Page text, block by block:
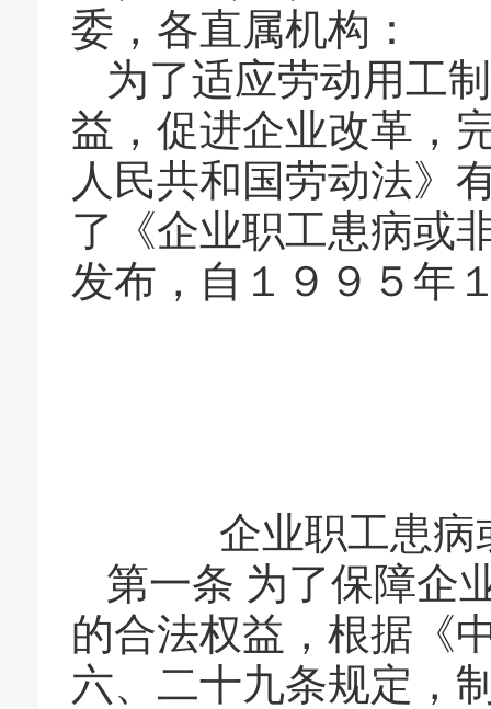
委，各直属机构：
为了适应劳动用工
益，促进企业改革，
人民共和国劳动法》
了《企业职工患病或
发布，自１９９５年
企业职工患病
第一条 为了保障企
的合法权益，根据《
六、二十九条规定，